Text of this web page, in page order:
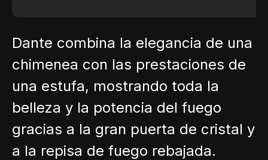
Dante combina la elegancia de una
chimenea con las prestaciones de
una estufa, mostrando toda la
belleza y la potencia del fuego
gracias a la gran puerta de cristal y
a la repisa de fuego rebajada.